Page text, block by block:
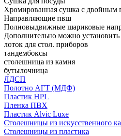
Хромированная сушка с двойным
Направляющие пвш
Полновыдвижные шариковые
Дополнительно можно установить
лоток для стол. приборов
тандембоксы
столешница из камня
бутылочница
ЛДСП
Полотно АГТ (МДФ)
Пластик HPL
Пленка ПВХ
Пластик Alvic Luxe
Столешницы из искусственного
Столешницы из пластика